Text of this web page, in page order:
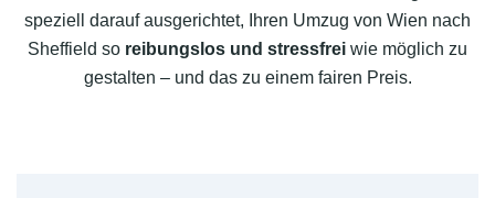
speziell darauf ausgerichtet, Ihren Umzug von Wien nach
Sheffield so reibungslos und stressfrei wie möglich zu
gestalten – und das zu einem fairen Preis.